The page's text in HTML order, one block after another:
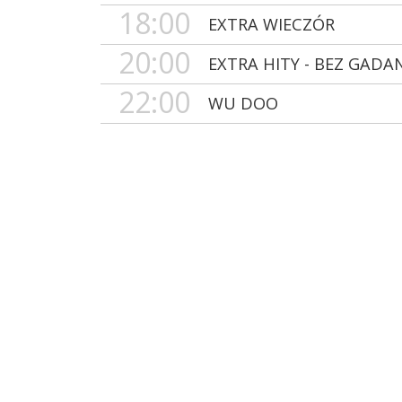
18:00
EXTRA WIECZÓR
20:00 EXTRA HITY - BEZ
22:00 WU DOO